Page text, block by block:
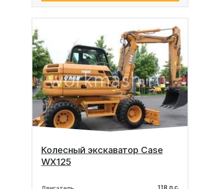
Колесный экскаватор Case
WX125
118 л.с.